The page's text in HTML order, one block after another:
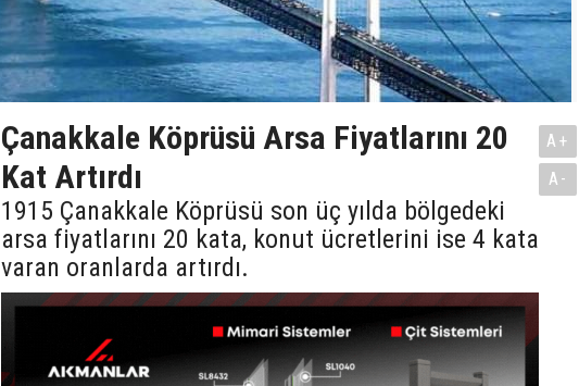
Çanakkale Köprüsü Arsa Fiyatlarını 20
Kat Artırdı
1915 Çanakkale Köprüsü son üç yılda bölgedeki
arsa fiyatlarını 20 kata, konut ücretlerini ise 4 kata
varan oranlarda artırdı.
A+
A-